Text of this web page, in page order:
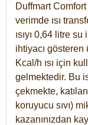
Duffmart
verimde ısı
ısıyı 0,64 litre
ihtiyacı
Kcal/h ısı için
gelmektedir. Bu
çekmekte,
koruyucu sıvı)
kazanınızdan